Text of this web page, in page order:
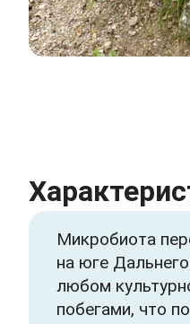
Микробиота
на юге
любом
побегами, что